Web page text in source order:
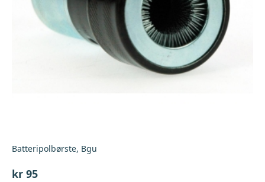
Batteripolbørste, Bgu
kr 95